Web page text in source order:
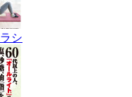
シ